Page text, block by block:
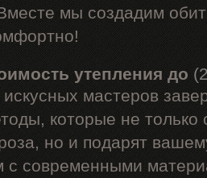
мы создадим
утепления до
мастеров
которые не только
но и подарят
с современными